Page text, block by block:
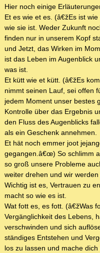
Hier noch einige
Et es wie et es. (â€žEs ist
wie sie ist. Weder Zukunft
finden nur in unserem Kopf
und Jetzt, das Wirken im
ist das Leben im Augenblick
was ist.
Et kütt wie et kütt. (â€žEs
nimmt seinen Lauf, sei offen
jedem Moment unser bestes
Kontrolle über das Ergebnis
den Fluss des Augenblicks
als ein Geschenk annehmen.
Et hät noch emmer joot
gegangen.â€œ) So schlimm
so groß unsere Probleme
weiter drehen und wir
Wichtig ist es, Vertrauen zu
macht so wie es ist.
Wat fott es, es fott. (â€žWas
Vergänglichkeit des Lebens,
verschwinden und sich
ständiges Entstehen und
los zu lassen und mache